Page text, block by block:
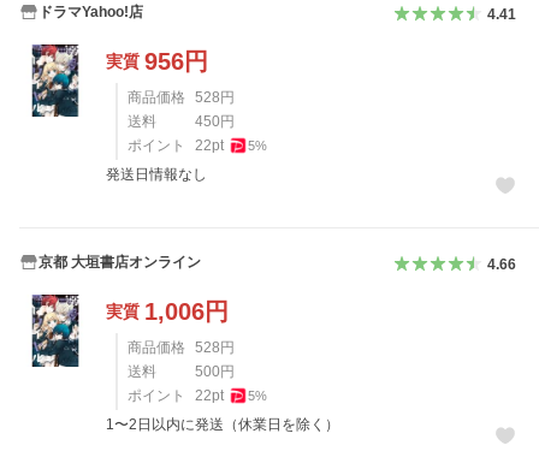
ドラマYahoo!店 4.41
実質 956円
商品価格 528円
送料
450円
ポイント
22pt 5%
発送日情報なし
京都 大垣書店オンライン 4.66
実質 1,006円
商品価格 528円
送料
500円
ポイント
22pt 5%
1〜2日以内に発送（休業日を除く）